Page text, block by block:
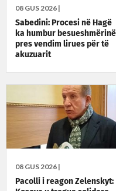
08 GUS 2026 |
Sabedini: Procesi në Hagë
ka humbur
pres vendim lirues për të
akuzuarit
08 GUS 2026 |
Pacolli i reagon Zelenskyt: